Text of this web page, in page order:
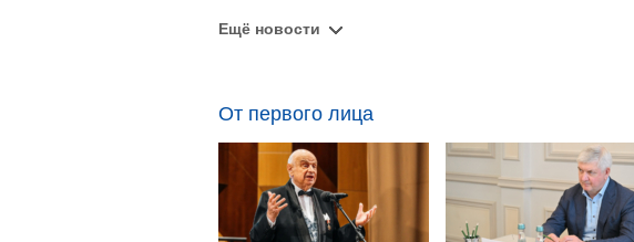
Ещё новости
От первого лица